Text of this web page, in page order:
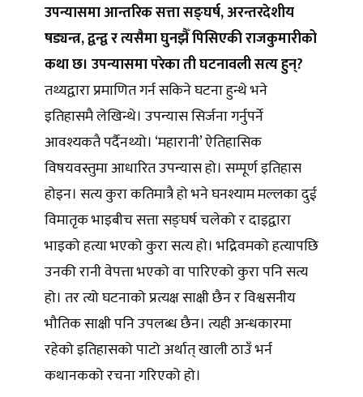
उपन्यासमा आन्तरिक सत्ता सङ्घर्ष, अरन्तरदेशीय
षड्यन्त्र, द्वन्द्व र त्यसैमा घुनझैँ पिसिएकी राजकुमारीको
कथा छ। उपन्यासमा परेका ती घटनावली सत्य हुन्?
तथ्यद्वारा प्रमाणित गर्न सकिने घटना हुन्थे भने
इतिहासमै लेखिन्थे। उपन्यास सिर्जना गर्नुपर्ने
आवश्यकतै पर्दैनथ्यो। ‘महारानी’ ऐतिहासिक
विषयवस्तुमा आधारित उपन्यास हो। सम्पूर्ण इतिहास
होइन। सत्य कुरा कतिमात्रै हो भने घनश्याम मल्लका दुई
विमातृक भाइबीच सत्ता सङ्घर्ष चलेको र दाइद्वारा
भाइको हत्या भएको कुरा सत्य हो। भद्रिवमको हत्यापछि
उनकी रानी वेपत्ता भएको वा पारिएको कुरा पनि सत्य
हो। तर त्यो घटनाको प्रत्यक्ष साक्षी छैन र विश्वसनीय
भौतिक साक्षी पनि उपलब्ध छैन। त्यही अन्धकारमा
रहेको इतिहासको पाटो अर्थात् खाली ठाउँ भर्न
कथानकको रचना गरिएको हो।